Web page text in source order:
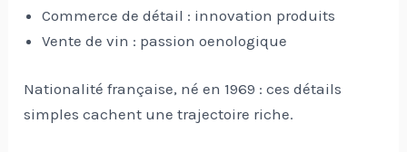
Commerce de détail : innovation produits
Vente de vin : passion oenologique
Nationalité française, né en 1969 : ces détails
simples cachent une trajectoire riche.